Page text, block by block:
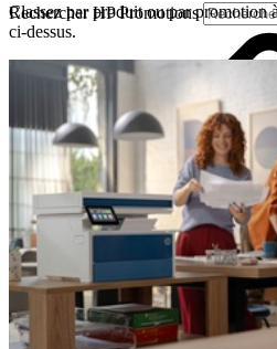
Rechercher HP Promotions
Classez par produit ou par promotion
ci-dessus.